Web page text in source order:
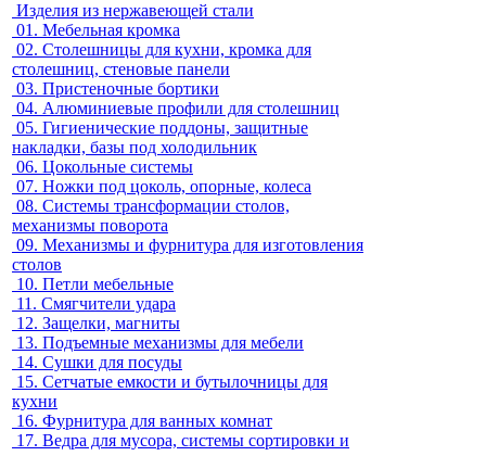
Изделия из нержавеющей стали
01. Мебельная кромка
02. Столешницы для кухни, кромка для
столешниц, стеновые панели
03. Пристеночные бортики
04. Алюминиевые профили для столешниц
05. Гигиенические поддоны, защитные
накладки, базы под холодильник
06. Цокольные системы
07. Ножки под цоколь, опорные, колеса
08. Системы трансформации столов,
механизмы поворота
09. Механизмы и фурнитура для изготовления
столов
10. Петли мебельные
11. Смягчители удара
12. Защелки, магниты
13. Подъемные механизмы для мебели
14. Сушки для посуды
15. Сетчатые емкости и бутылочницы для
кухни
16. Фурнитура для ванных комнат
17. Ведра для мусора, системы сортировки и